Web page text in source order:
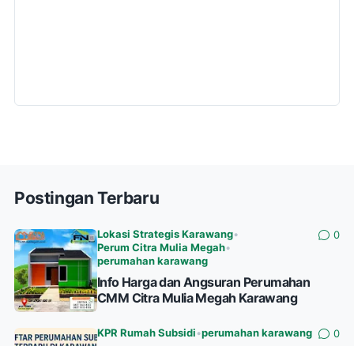
Postingan Terbaru
Lokasi Strategis Karawang•
Perum Citra Mulia Megah•
perumahan karawang
0
Info Harga dan Angsuran Perumahan
CMM Citra Mulia Megah Karawang
KPR Rumah Subsidi •perumahan karawang 0